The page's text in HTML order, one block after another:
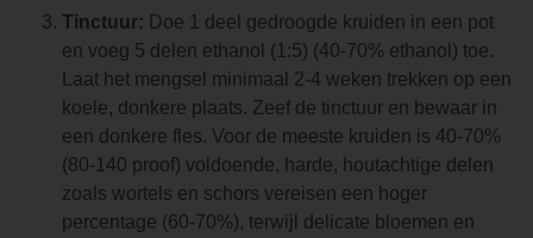
Tinctuur: Doe 1 deel gedroogde kruiden in een pot
en voeg 5 delen ethanol (1:5) (40-70% ethanol) toe.
Laat het mengsel minimaal 2-4 weken trekken op een
koele, donkere plaats. Zeef de tinctuur en bewaar in
een donkere fles. Voor de meeste kruiden is 40-70%
(80-140 proof) voldoende, harde, houtachtige delen
zoals wortels en schors vereisen een hoger
percentage (60-70%), terwijl delicate bloemen en